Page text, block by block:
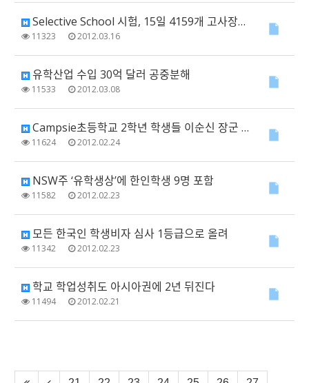
Selective School 시험, 15일 4159개 고사장에서 치러져
11323 2012.03.16
유학산업 수입 30억 달러 공중분해
11533 2012.03.08
Campsie초등학교 2학년 학생들 이순신 장군 업적 유튜브에 올려
11624 2012.02.24
NSW주 ‘유학생상’에 한인학생 9명 포함
11582 2012.02.23
모든 한국인 학생비자 심사 1등급으로 올려
11342 2012.02.23
학교 학업성취도 아시아권에 2년 뒤진다
11494 2012.02.21